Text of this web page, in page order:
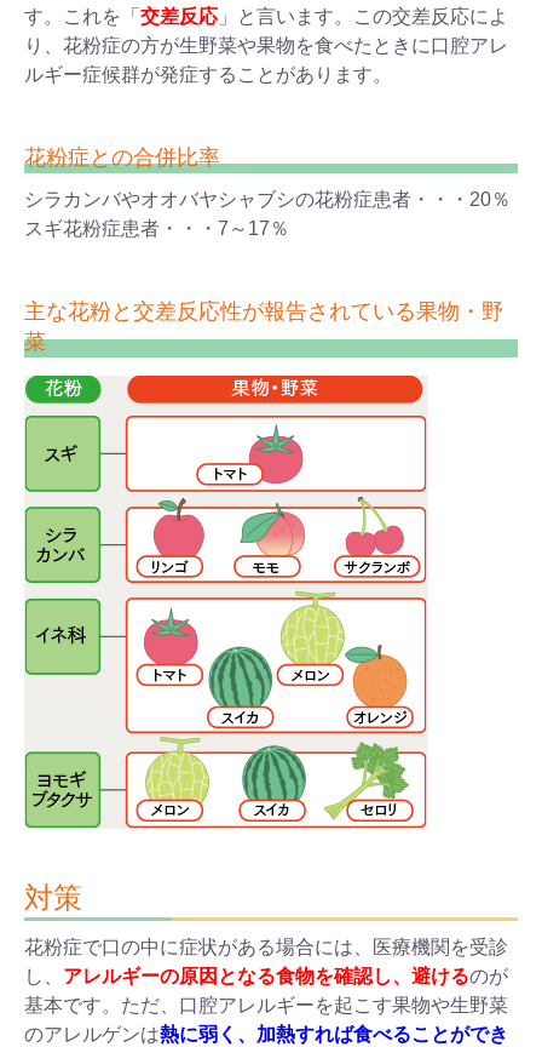
す。これを「 交差反応 」と言います。この交差反応によ
り、花粉症の方が生野菜や果物を食べたときに口腔アレ
ルギー症候群が発症することがあります。
花粉症との合併比率
シラカンバやオオバヤシャブシの花粉症患者・・・20％
スギ花粉症患者・・・7～17％
主な花粉と交差反応性が報告されている果物・野
菜
対策
花粉症で口の中に症状がある場合には、医療機関を受診
し、 アレルギーの原因となる食物を確認し、避けるのが
基本です。ただ、口腔アレルギーを起こす果物や生野菜
のアレルゲンは熱に弱く、加熱すれば食べることができ